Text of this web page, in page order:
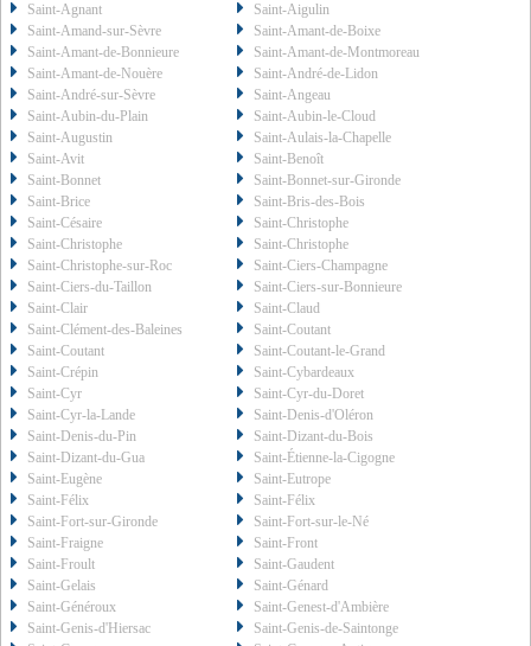
Saint-Agnant
Saint-Aigulin
Saint-Amand-sur-Sèvre
Saint-Amant-de-Boixe
Saint-Amant-de-Bonnieure
Saint-Amant-de-Montmoreau
Saint-Amant-de-Nouère
Saint-André-de-Lidon
Saint-André-sur-Sèvre
Saint-Angeau
Saint-Aubin-du-Plain
Saint-Aubin-le-Cloud
Saint-Augustin
Saint-Aulais-la-Chapelle
Saint-Avit
Saint-Benoît
Saint-Bonnet
Saint-Bonnet-sur-Gironde
Saint-Brice
Saint-Bris-des-Bois
Saint-Césaire
Saint-Christophe
Saint-Christophe
Saint-Christophe
Saint-Christophe-sur-Roc
Saint-Ciers-Champagne
Saint-Ciers-du-Taillon
Saint-Ciers-sur-Bonnieure
Saint-Clair
Saint-Claud
Saint-Clément-des-Baleines
Saint-Coutant
Saint-Coutant
Saint-Coutant-le-Grand
Saint-Crépin
Saint-Cybardeaux
Saint-Cyr
Saint-Cyr-du-Doret
Saint-Cyr-la-Lande
Saint-Denis-d'Oléron
Saint-Denis-du-Pin
Saint-Dizant-du-Bois
Saint-Dizant-du-Gua
Saint-Étienne-la-Cigogne
Saint-Eugène
Saint-Eutrope
Saint-Félix
Saint-Félix
Saint-Fort-sur-Gironde
Saint-Fort-sur-le-Né
Saint-Fraigne
Saint-Front
Saint-Froult
Saint-Gaudent
Saint-Gelais
Saint-Génard
Saint-Généroux
Saint-Genest-d'Ambière
Saint-Genis-d'Hiersac
Saint-Genis-de-Saintonge